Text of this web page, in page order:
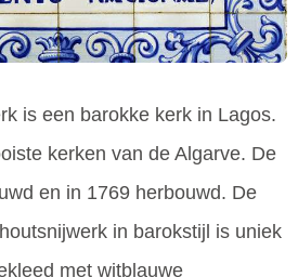
is een barokke kerk in Lagos.
kerken van de Algarve. De
en in 1769 herbouwd. De
in barokstijl is uniek
met witblauwe